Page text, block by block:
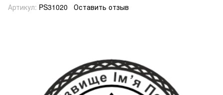
Артикул: PS31020 Оставить отзыв